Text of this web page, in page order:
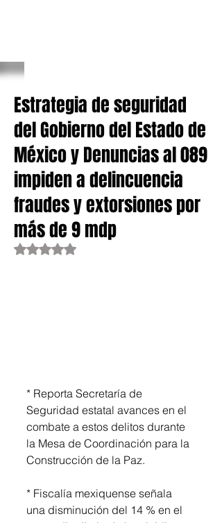
Estrategia de seguridad
del Gobierno del Estado de
México y Denuncias al 089
impiden a delincuencia
fraudes y extorsiones por
más de 9 mdp
Obtuvo NaN de 5 estrellas.
* Reporta Secretaría de
Seguridad estatal avances en el
combate a estos delitos durante
la Mesa de Coordinación para la
Construcción de la Paz.
* Fiscalía mexiquense señala
una disminución del 14 % en el